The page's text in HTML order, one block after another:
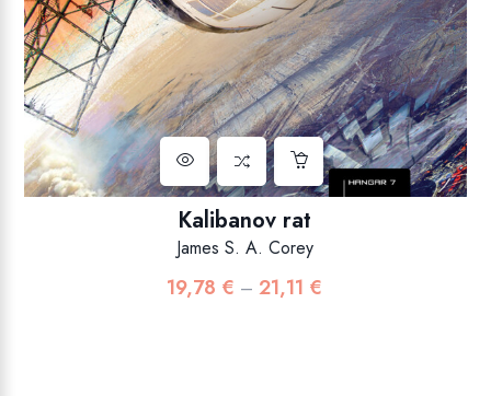
Kalibanov rat
James S. A. Corey
19,78 € – 21,11 €